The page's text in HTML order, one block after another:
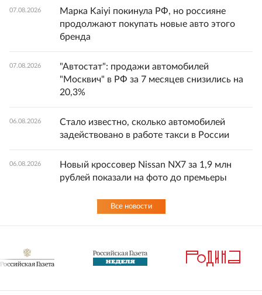
07.08.2026
Марка Kaiyi покинула РФ, но россияне
продолжают покупать новые авто этого
бренда
07.08.2026
"Автостат": продажи автомобилей
"Москвич" в РФ за 7 месяцев снизились на
20,3%
06.08.2026
Стало известно, сколько автомобилей
задействовано в работе такси в России
06.08.2026
Новый кроссовер Nissan NX7 за 1,9 млн
рублей показали на фото до премьеры
Все новости